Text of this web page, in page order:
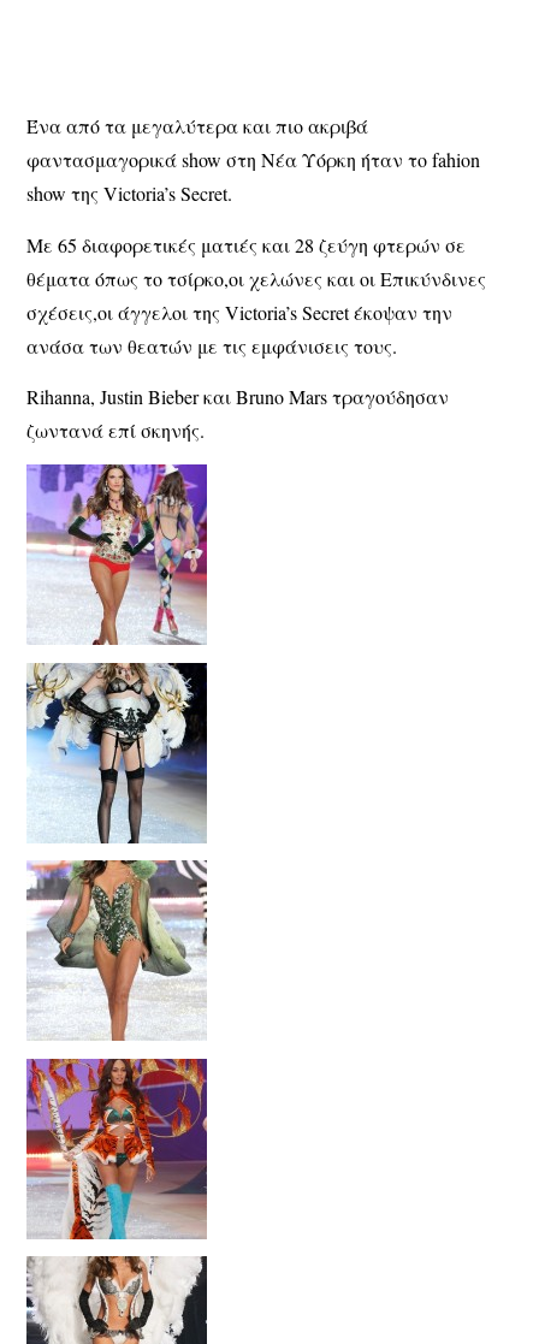
Ένα από τα μεγαλύτερα και πιο ακριβά
φαντασμαγορικά show στη Νέα Υόρκη ήταν το fahion
show της Victoria’s Secret.
Με 65 διαφορετικές ματιές και 28 ζεύγη φτερών σε
θέματα όπως το τσίρκο,οι χελώνες και οι Επικύνδινες
σχέσεις,οι άγγελοι της Victoria’s Secret έκοψαν την
ανάσα των θεατών με τις εμφάνισεις τους.
Rihanna, Justin Bieber και Bruno Mars τραγούδησαν
ζωντανά επί σκηνής.